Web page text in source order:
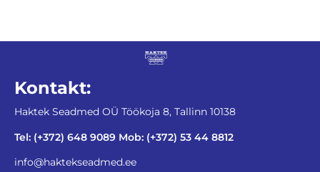
Kontakt:
Haktek Seadmed OÜ Töökoja 8, Tallinn 10138
Tel: (+372) 648 9089 Mob: (+372) 53 44 8812
info@haktekseadmed.ee